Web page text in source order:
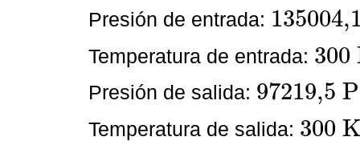
Presión de entrada:
135004,1 Pa (
Temperatura de entrada: 300
300 K (
Presión de salida: 97219,5 P
97219,5 P a ( 14,1 psi
Temperatura de salida: 300
300 K (540 R